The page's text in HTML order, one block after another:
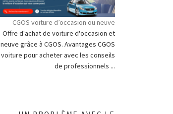
CGOS voiture d’occasion ou neuve
Offre d'achat de voiture d'occasion et
neuve grâce à CGOS. Avantages CGOS
voiture pour acheter avec les conseils
de professionnels ...